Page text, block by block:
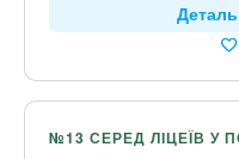
№13 СЕРЕД ЛІЦЕЇВ У